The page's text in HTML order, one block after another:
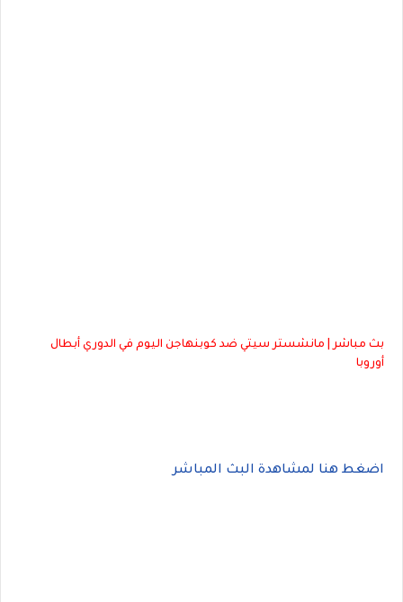
بث مباشر | مانشستر سيتي ضد كوبنهاجن اليوم في الدوري أبطال
أوروبا
اضغط هنا لمشاهدة البث المباشر